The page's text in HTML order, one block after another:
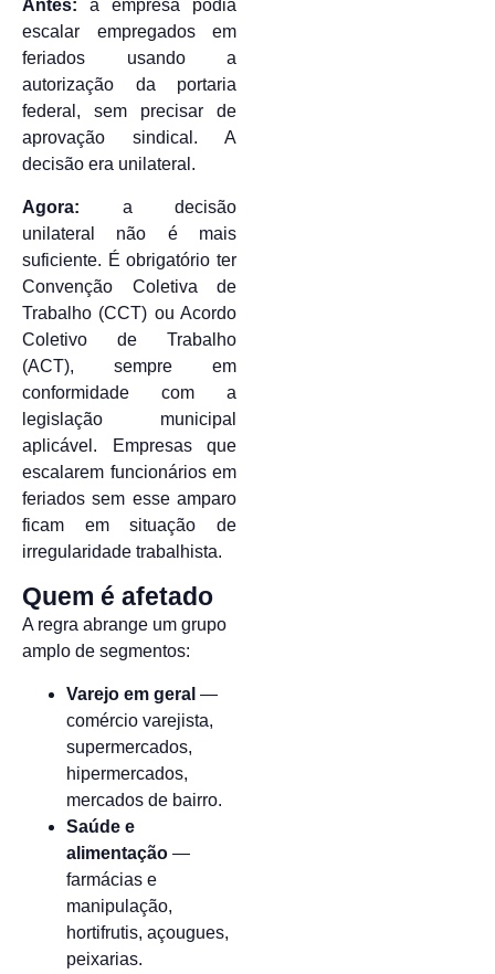
Antes: a empresa podia
escalar empregados em
feriados usando a
autorização da portaria
federal, sem precisar de
aprovação sindical. A
decisão era unilateral.
Agora: a decisão
unilateral não é mais
suficiente. É obrigatório ter
Convenção Coletiva de
Trabalho (CCT) ou Acordo
Coletivo de Trabalho
(ACT), sempre em
conformidade com a
legislação municipal
aplicável. Empresas que
escalarem funcionários em
feriados sem esse amparo
ficam em situação de
irregularidade trabalhista.
Quem é afetado
A regra abrange um grupo
amplo de segmentos:
Varejo em geral —
comércio varejista,
supermercados,
hipermercados,
mercados de bairro.
Saúde e
alimentação —
farmácias e
manipulação,
hortifrutis, açougues,
peixarias.